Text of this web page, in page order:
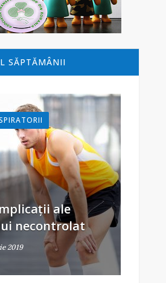
SĂPTĂMÂNII
ale
necontrolat
2019